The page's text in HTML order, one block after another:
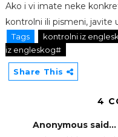
Ako i vi imate neke
kontrolni ili pismeni, javite
Tags kontrolni iz
iz engleskog#
Share This
4
Anonymous said...